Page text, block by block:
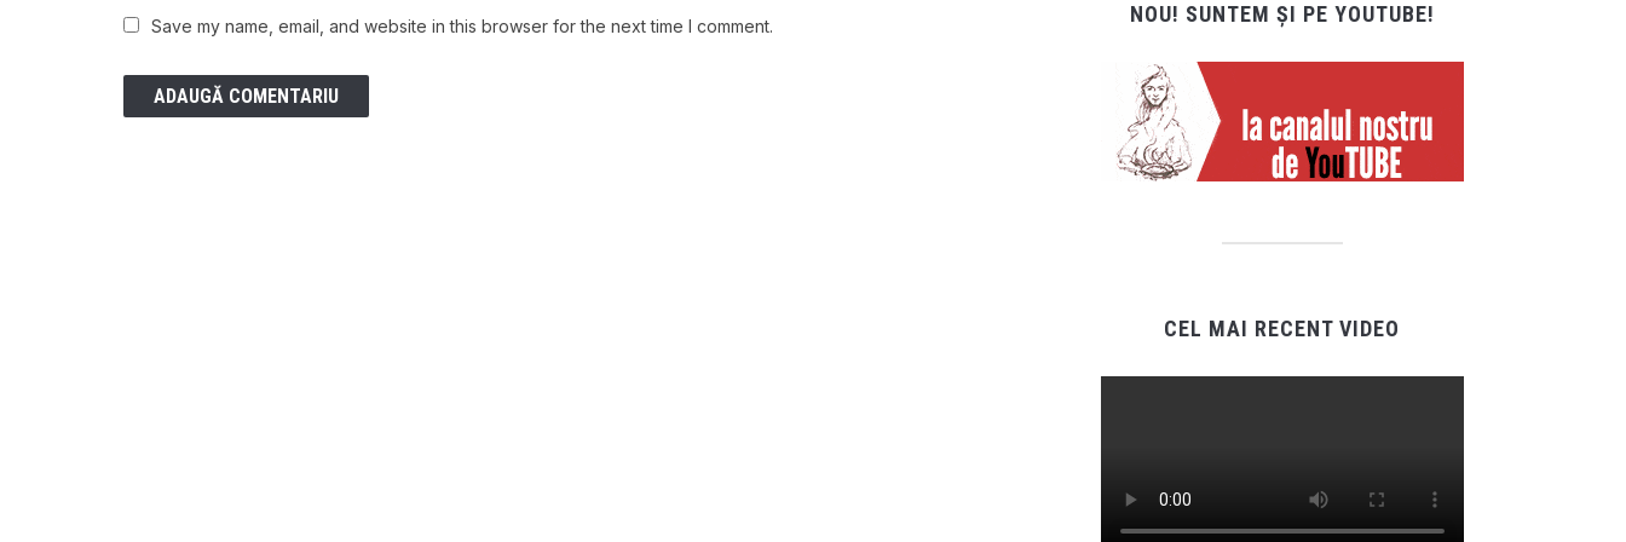
Save my name, email, and website in this browser for the next time I comment. NOU! SUNTEM ȘI PE YOUTUBE!
CEL MAI RECENT VIDEO